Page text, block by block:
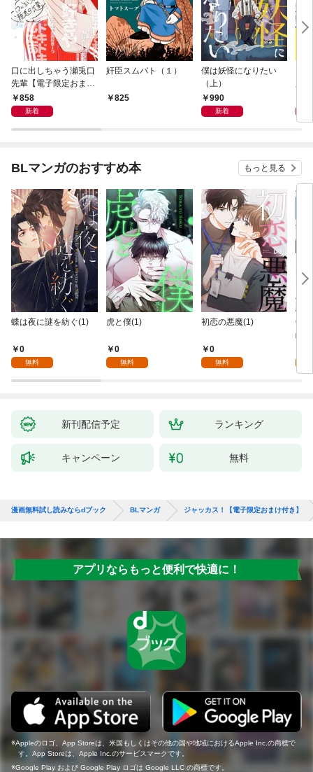
口に出しちゃう瀬兎口
先輩【電子限定おまけ
付き】
858
新着
奸臣スムバト（１）
825
僕は妖怪になりたい
（上）
990
新着
BLマンガのおすすめ本 もっと見る
蝶は夜に謎を紡ぐ(1)
0
無料
虎と僕(1)
0
無料
初恋の悪魔(1)
0
無料
齢
新刊配信予定 ランキング
キャンペーン 無料
漫画無料試し読みならdブック BLマンガ ジャッカス！【電子限定おまけ付き】
アプリならもっと便利で快適に！
Appleのロゴ、App Storeは、米国もしくはその他の国や地域におけるApple Inc.の商標で
す。App Storeは、Apple Inc.のサービスマークです。
Google Play および Google Play ロゴは Google LLC の商標です。